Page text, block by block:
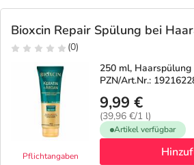
Bioxcin Repair Spülung bei
(0)
Pflichtangaben
250 ml, Haarspülung
PZN/Art.Nr.:
9,99 €
(39,96 €/1 l)
Artikel verfügbar